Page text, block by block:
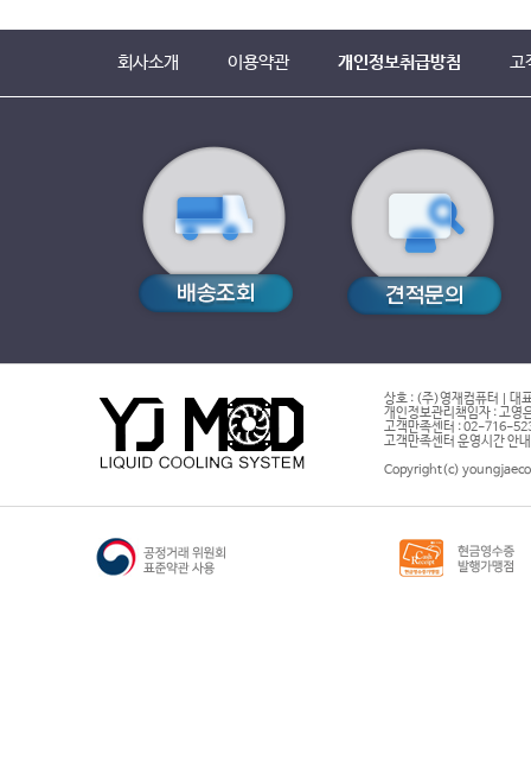
회사소개 이용약관 개인정보취급방침 고
상호 : (주)영재컴퓨터 | 대
개인정보관리책임자 : 고영
고객만족센터 : 02-716-
고객만족센터 운영시간 안
Copyright(c)